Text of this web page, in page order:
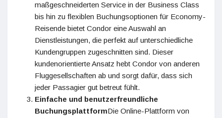
maßgeschneiderten Service in der Business Class
bis hin zu flexiblen Buchungsoptionen für Economy-
Reisende bietet Condor eine Auswahl an
Dienstleistungen, die perfekt auf unterschiedliche
Kundengruppen zugeschnitten sind. Dieser
kundenorientierte Ansatz hebt Condor von anderen
Fluggesellschaften ab und sorgt dafür, dass sich
jeder Passagier gut betreut fühlt.
Einfache und benutzerfreundliche
BuchungsplattformDie Online-Plattform von